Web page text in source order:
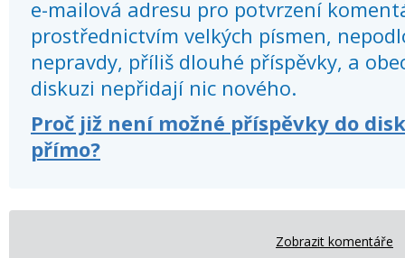
e-mailová adresu pro potvrzení
prostřednictvím velkých písmen,
nepravdy, příliš dlouhé příspěvky, a
diskuzi nepřidají nic nového.
Proč již není možné příspěvky do
přímo?
Zobrazit komentáře